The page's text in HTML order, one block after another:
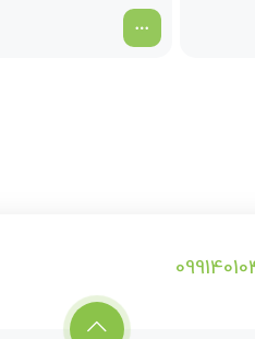
3,349,000 تومان